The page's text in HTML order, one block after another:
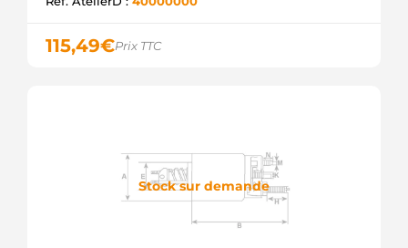
115,49€Prix TTC
Stock sur demande